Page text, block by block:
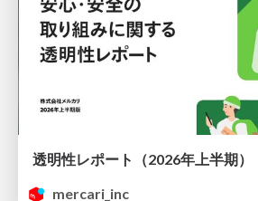
透明性レポート（2026年上半期）
mercari_inc